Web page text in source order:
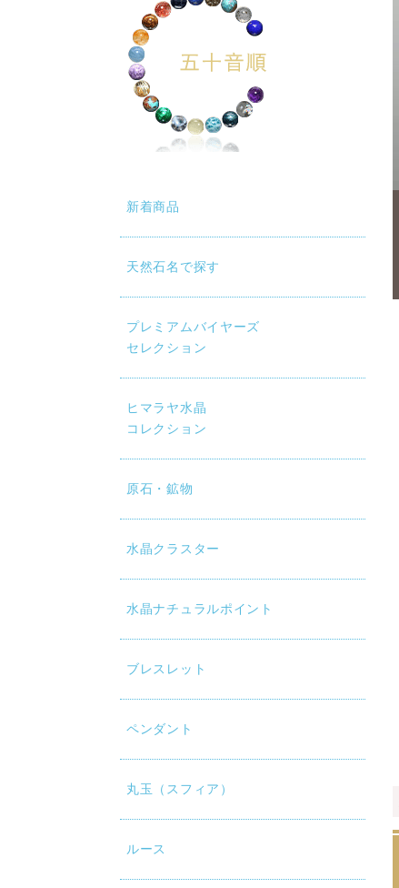
新着商品
天然石名で探す
プレミアムバイヤーズ
セレクション
ヒマラヤ水晶
コレクション
原石・鉱物
水晶クラスター
水晶ナチュラルポイント
ブレスレット
ペンダント
丸玉（スフィア）
ルース